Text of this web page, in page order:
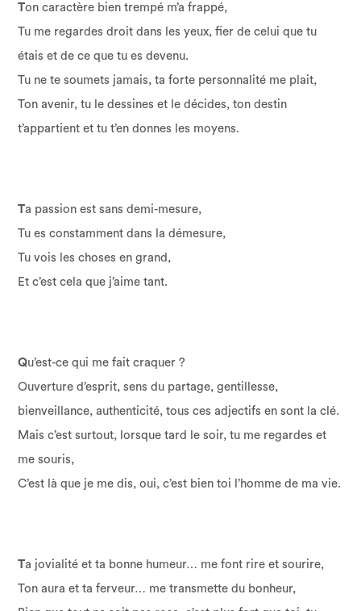
Ton caractère bien trempé m’a frappé,
Tu me regardes droit dans les yeux, fier de celui que tu
étais et de ce que tu es devenu.
Tu ne te soumets jamais, ta forte personnalité me plait,
Ton avenir, tu le dessines et le décides, ton destin
t’appartient et tu t’en donnes les moyens.
Ta passion est sans demi-mesure,
Tu es constamment dans la démesure,
Tu vois les choses en grand,
Et c’est cela que j’aime tant.
Qu’est-ce qui me fait craquer ?
Ouverture d’esprit, sens du partage, gentillesse,
bienveillance, authenticité, tous ces adjectifs en sont la clé.
Mais c’est surtout, lorsque tard le soir, tu me regardes et
me souris,
C’est là que je me dis, oui, c’est bien toi l’homme de ma vie.
Ta jovialité et ta bonne humeur… me font rire et sourire,
Ton aura et ta ferveur… me transmette du bonheur,